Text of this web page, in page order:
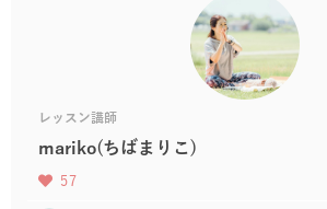
レッスン講師
mariko(ちばまりこ)
57